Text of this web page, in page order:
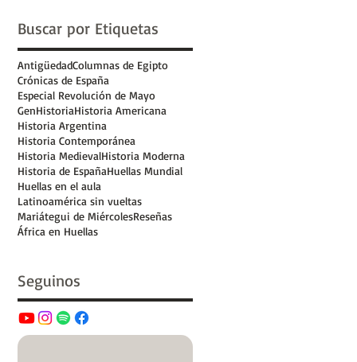
Buscar por Etiquetas
AntigüedadColumnas de Egipto
Crónicas de España
Especial Revolución de Mayo
GenHistoriaHistoria Americana
Historia Argentina
Historia Contemporánea
Historia MedievalHistoria Moderna
Historia de EspañaHuellas Mundial
Huellas en el aula
Latinoamérica sin vueltas
Mariátegui de MiércolesReseñas
África en Huellas
Seguinos